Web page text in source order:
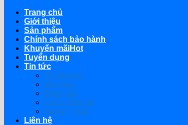
Trang chủ
Giới thiệu
Sản phẩm
Chính sách bảo hành
Khuyến mãi
Tuyển dụng
Tin tức
Thị trường
Mẹo hay
Đánh giá
Cuộc sống số
Game – App
Liên hệ